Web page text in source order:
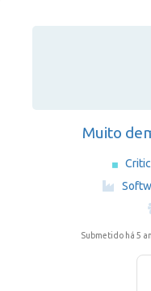
Muito
Submetido há 5